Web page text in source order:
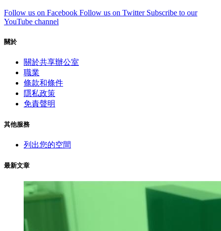
Follow us on Facebook Follow us on Twitter Subscribe to our
YouTube channel
關於
關於共享辦公室
職業
條款和條件
隱私政策
免責聲明
其他服務
列出您的空間
最新文章